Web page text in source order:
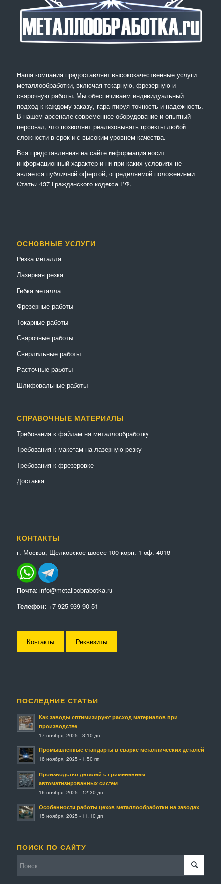
Наша компания предоставляет высококачественные услуги
металлообработки, включая токарную, фрезерную и
сварочную работы. Мы обеспечиваем индивидуальный
подход к каждому заказу, гарантируя точность и надежность.
В нашем арсенале современное оборудование и опытный
персонал, что позволяет реализовывать проекты любой
сложности в срок и с высоким уровнем качества.
Вся представленная на сайте информация носит
информационный характер и ни при каких условиях не
является публичной офертой, определяемой положениями
Статьи 437 Гражданского кодекса РФ.
ОСНОВНЫЕ УСЛУГИ
Резка металла
Лазерная резка
Гибка металла
Фрезерные работы
Токарные работы
Сварочные работы
Сверлильные работы
Расточные работы
Шлифовальные работы
СПРАВОЧНЫЕ МАТЕРИАЛЫ
Требования к файлам на металлообработку
Требования к макетам на лазерную резку
Требования к фрезеровке
Доставка
КОНТАКТЫ
г. Москва, Щелковское шоссе 100 корп. 1 оф. 4018
Почта: info@metalloobrabotka.ru
Телефон: +7 925 939 90 51
Контакты Реквизиты
ПОСЛЕДНИЕ СТАТЬИ
Как заводы оптимизируют расход материалов при
производстве
17 ноября, 2025 - 3:10 дп
Промышленные стандарты в сварке металлических деталей
16 ноября, 2025 - 1:50 пп
Производство деталей с применением
автоматизированных систем
16 ноября, 2025 - 12:30 дп
Особенности работы цехов металлообработки на заводах
15 ноября, 2025 - 11:10 дп
ПОИСК ПО САЙТУ